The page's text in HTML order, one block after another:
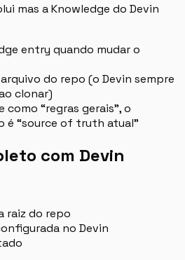
mas a Knowledge do Devin
entry quando mudar o
do repo (o Devin sempre
clonar)
como “regras gerais”, o
é “source of truth atual”
com Devin
raiz do repo
no Devin